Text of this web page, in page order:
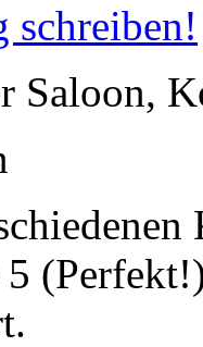
schreiben!
Saloon,